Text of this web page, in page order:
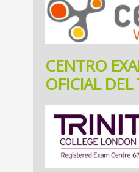
CENTRO
OFICIAL DEL